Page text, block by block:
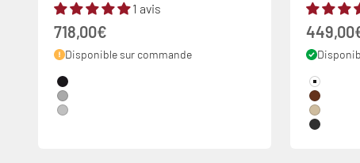
1 avis
Prix de vente
718,00€
Disponible sur commande
Couleur
Black High Gloss
DarkGrey
Silver
Prix de
Couleur
White
Noyer
Chêne
Frêne